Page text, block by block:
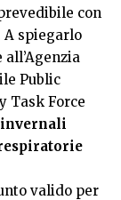
con
A spiegarlo
Public
Task Force
valido per